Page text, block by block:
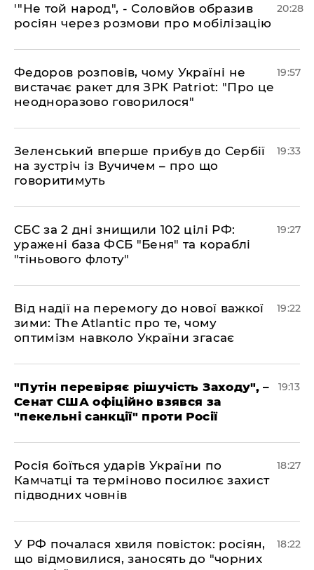
​'"Не той народ", - Соловйов образив
росіян через розмови про мобілізацію
20:28
​Федоров розповів, чому Україні не
вистачає ракет для ЗРК Patriot: "Про це
неодноразово говорилося"
19:57
​Зеленський вперше прибув до Сербії
на зустріч із Вучичем – про що
говоритимуть
19:33
​СБС за 2 дні знищили 102 цілі РФ:
уражені база ФСБ "Беня" та кораблі
"тіньового флоту"
19:27
​Від надії на перемогу до нової важкої
зими: The Atlantic про те, чому
оптимізм навколо України згасає
19:22
​"Путін перевіряє рішучість Заходу", –
Сенат США офіційно взявся за
"пекельні санкції" проти Росії
19:13
​Росія боїться ударів України по
Камчатці та терміново посилює захист
підводних човнів
18:27
​У РФ почалася хвиля повісток: росіян,
що відмовилися, заносять до "чорних
18:22